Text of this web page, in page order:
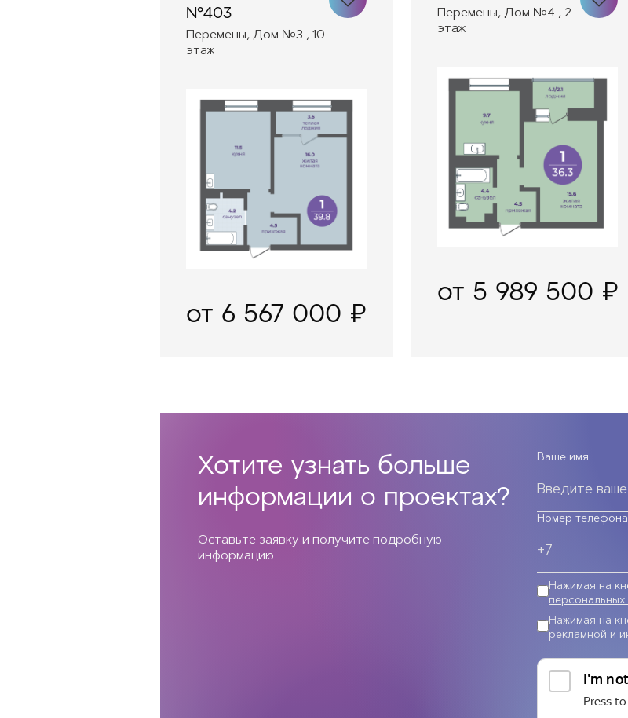
№403
Перемены, Дом №3 , 10
этаж
от 6 567 000 ₽
Перемены, Дом №4 , 2
этаж
от 5 989 500 ₽
Хотите узнать больше
информации о проектах?
Оставьте заявку и получите подробную
информацию
Ваше имя
Номер телефона